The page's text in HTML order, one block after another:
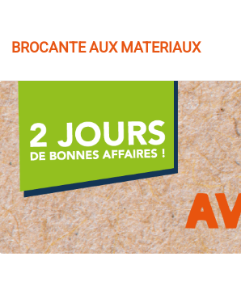
BROCANTE AUX MATERIAUX